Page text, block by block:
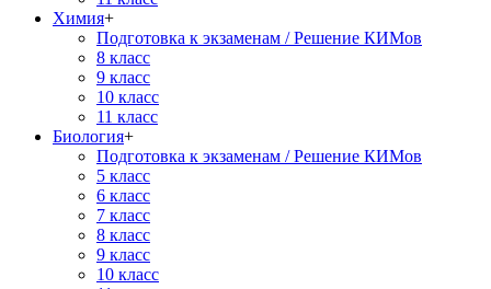
Химия+
Подготовка к экзаменам / Решение КИМов
8 класс
9 класс
10 класс
11 класс
Биология+
Подготовка к экзаменам / Решение КИМов
5 класс
6 класс
7 класс
8 класс
9 класс
10 класс